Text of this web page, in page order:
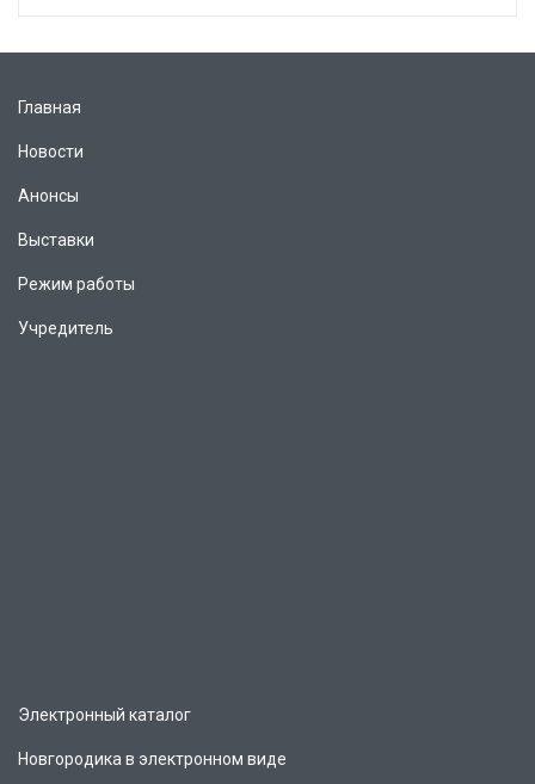
Главная
Новости
Анонсы
Выставки
Режим работы
Учредитель
Электронный каталог
Новгородика в электронном виде